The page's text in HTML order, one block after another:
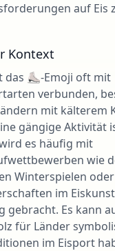
auf Eis
Kontext
das ⛸-Emoji oft mit
verbunden,
mit kälterem
gängige Aktivität
es häufig mit
wie
Winterspielen
im
gebracht. Es kann
für Länder
im Eisport